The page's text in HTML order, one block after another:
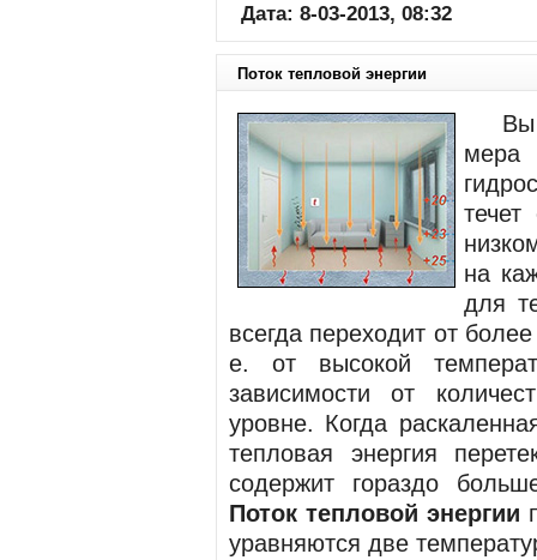
Дата: 8-03-2013, 08:32
Поток тепловой энергии
Вы
на
для
всегда переходит от
е. от высокой
зависимости от
уровне. Когда
тепловая энергия
содержит гораздо
Поток тепловой энергии
уравняются две